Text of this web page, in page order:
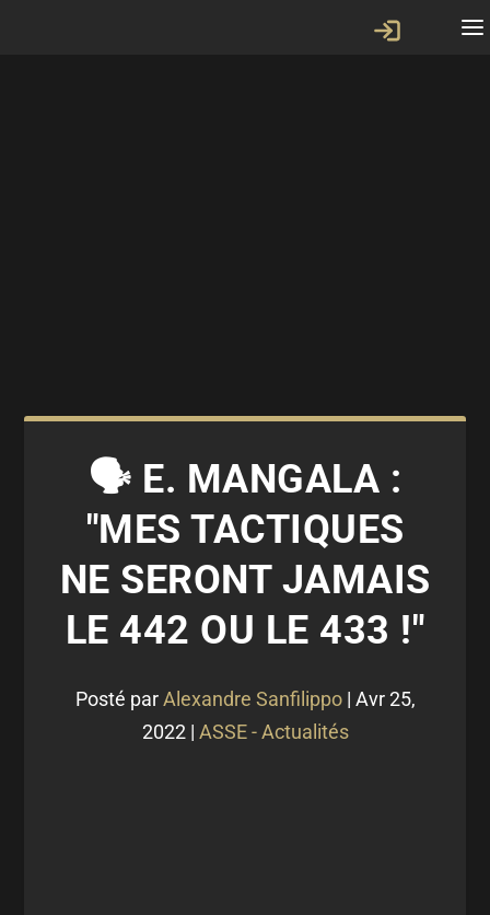
🗣 E. MANGALA :
"MES TACTIQUES
NE SERONT JAMAIS
LE 442 OU LE 433 !"
Posté parAlexandre Sanfilippo| Avr 25,
2022| ASSE - Actualités